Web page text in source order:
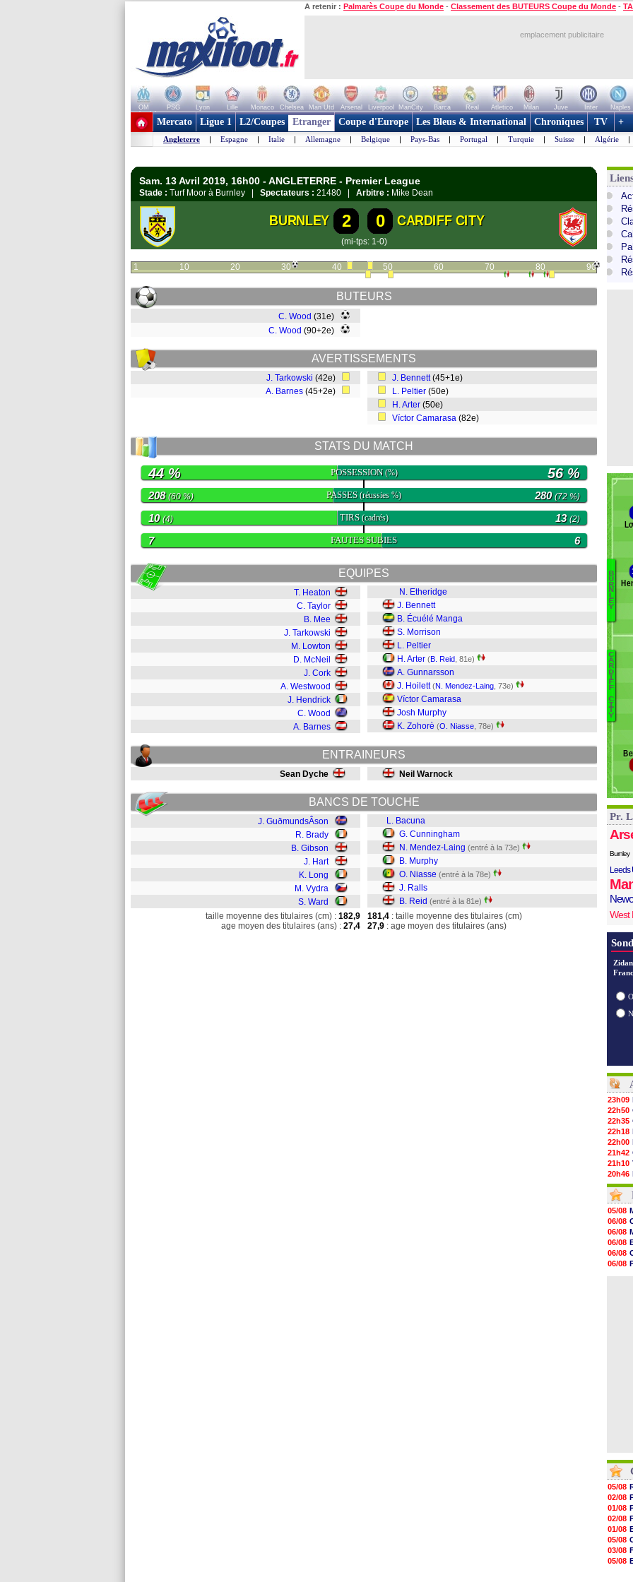
A retenir : Palmarès Coupe du Monde - Classement des BUTEURS Coupe du Monde -
emplacement publicitaire
OM PSG Lyon Lille Monaco Chelsea Man Utd Arsenal Liverpool ManCity Barca Real Atletico Milan Juve Inter Naples
+ de clubs
Mercato Ligue 1 L2/Coupes Etranger Coupe d'Europe Les Bleus & International Chroniques TV +
Angleterre | Espagne | Italie | Allemagne | Belgique | Pays-Bas | Portugal | Turquie | Suisse | Algérie |
Sam. 13 Avril 2019, 16h00 - ANGLETERRE - Premier League
Stade : Turf Moor à Burnley | Spectateurs : 21480 | Arbitre : Mike Dean
BURNLEY 2 0 CARDIFF CITY
(mi-tps: 1-0)
1 10 20 30 40 50 60 70 80 90
BUTEURS
C. Wood (31e)
C. Wood (90+2e)
AVERTISSEMENTS
J. Tarkowski (42e)
A. Barnes (45+2e)
J. Bennett(45+1e)
L. Peltier (50e)
H. Arter (50e)
Víctor Camarasa (82e)
STATS DU MATCH
POSSESSION(%)
44 % 56 %
PASSES(réussies %)
208(60 %) 280(72 %)
TIRS(cadrés)
10(4) 13(2)
FAUTES SUBIES
7 6
EQUIPES
T. Heaton
C. Taylor
B. Mee
J. Tarkowski
M. Lowton
D. McNeil
J. Cork
A. Westwood
J. Hendrick
C. Wood
A. Barnes
N. Etheridge
J. Bennett
B. Écuélé Manga
S. Morrison
L. Peltier
H. Arter (B. Reid , 81e)
A. Gunnarsson
J. Hoilett (N. Mendez-Laing , 73e)
Víctor Camarasa
Josh Murphy
K. Zohorè (O. Niasse , 78e)
ENTRAINEURS
Sean Dyche Neil Warnock
BANCS DE TOUCHE
J. GuðmundsÂ­son
R. Brady
B. Gibson
J. Hart
K. Long
M. Vydra
S. Ward
L. Bacuna
G. Cunningham
N. Mendez-Laing (entré à la 73e)
B. Murphy
O. Niasse (entré à la 78e)
J. Ralls
B. Reid (entré à la 81e)
taille moyenne des titulaires (cm) : 182,9
age moyen des titulaires (ans) : 27,4
181,4 : taille moyenne des titulaires (cm)
27,9 : age moyen des titulaires (ans)
B
U
R
N
L
E
Y
C
A
R
D
I
F
F
C
I
Y
Pr.
Burnley
Leeds
West
23h09
22h50
22h35
22h18
22h00
21h42
21h10
20h46
20h30
20h01
19h18
19h09
18h48
18h37
18h29
17h58
17h46
05/08
06/08
06/08
06/08
06/08
06/08
05/08
02/08
01/08
02/08
01/08
05/08
03/08
05/08